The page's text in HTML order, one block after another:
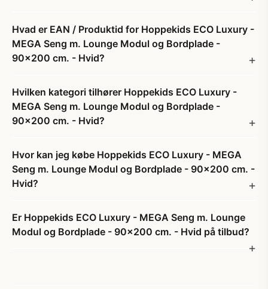
Hvad er EAN / Produktid for Hoppekids ECO Luxury -
MEGA Seng m. Lounge Modul og Bordplade -
90x200 cm. - Hvid?
Hvilken kategori tilhører Hoppekids ECO Luxury -
MEGA Seng m. Lounge Modul og Bordplade -
90x200 cm. - Hvid?
Hvor kan jeg købe Hoppekids ECO Luxury - MEGA
Seng m. Lounge Modul og Bordplade - 90x200 cm. -
Hvid?
Er Hoppekids ECO Luxury - MEGA Seng m. Lounge
Modul og Bordplade - 90x200 cm. - Hvid på tilbud?